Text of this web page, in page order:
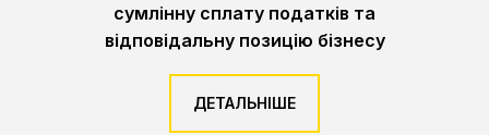
сумлінну сплату податків та
відповідальну позицію бізнесу
ДЕТАЛЬНІШЕ